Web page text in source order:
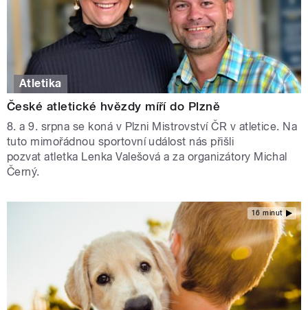
Atletika
České atletické hvězdy míří do Plzně
8. a 9. srpna se koná v Plzni Mistrovství ČR v atletice. Na
tuto mimořádnou sportovní událost nás přišli
pozvat atletka Lenka Valešová a za organizátory Michal
Černý.
16 minut